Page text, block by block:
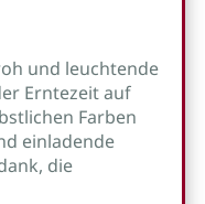
und leuchtende
Erntezeit auf
Farben
einladende
die